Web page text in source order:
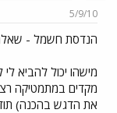
ו
ש
א
ר
ך
5/9/10
הנדסת חשמל -
מישהו יכול להביא
מקדים במתמטיקה
את הדגש בהכנה)